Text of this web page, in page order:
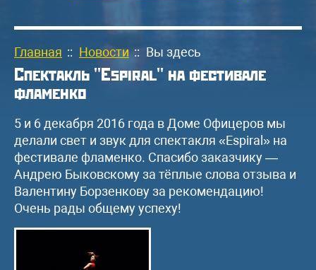
Главная :: Новости :: Вы здесь
Спектакль "Espiral" на фестивале
фламенко
5 и 6 декабря 2016 года в Доме Офицеров мы
делали свет и звук для спектакля «Espiral» на
фестивале фламенко. Спасибо заказчику —
Андрею Быковскому за тёплые слова отзыва и
Валентину Борзенкову за рекомендацию!
Очень рады общему успеху!